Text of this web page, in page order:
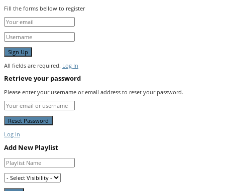
Fill the forms bellow to register
All fields are required. Log In
Retrieve your password
Please enter your username or email address to reset your password.
Log In
Add New Playlist